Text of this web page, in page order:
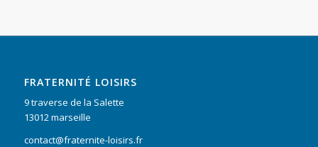
FRATERNITÉ LOISIRS
9 traverse de la Salette
13012 marseille
contact@fraternite-loisirs.fr